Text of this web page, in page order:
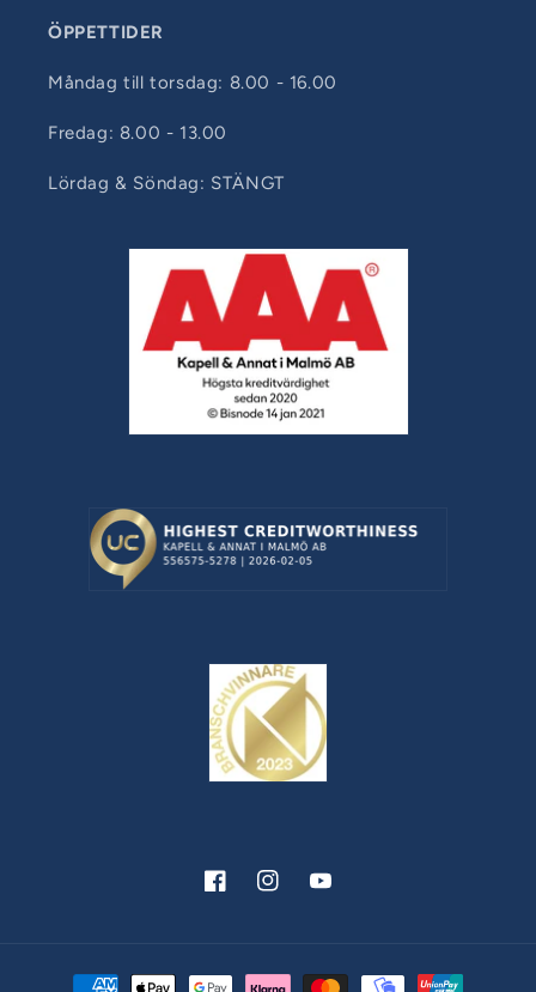
ÖPPETTIDER
Måndag till torsdag: 8.00 - 16.00
Fredag: 8.00 - 13.00
Lördag & Söndag: STÄNGT
FacebookInstagramYouTube
Betalningsmetoder